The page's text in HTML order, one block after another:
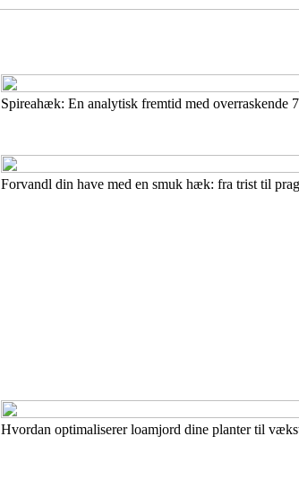
Spireahæk: En analytisk fremtid med overraskende
Forvandl din have med en smuk hæk: fra trist til
Hvordan optimaliserer loamjord dine planter til